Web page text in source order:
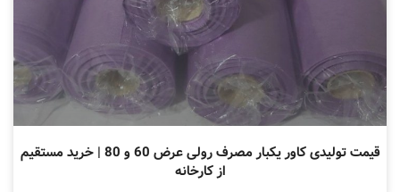
قیمت تولیدی کاور یکبار مصرف رولی عرض 60 و 80 | خرید مستقیم
از کارخانه